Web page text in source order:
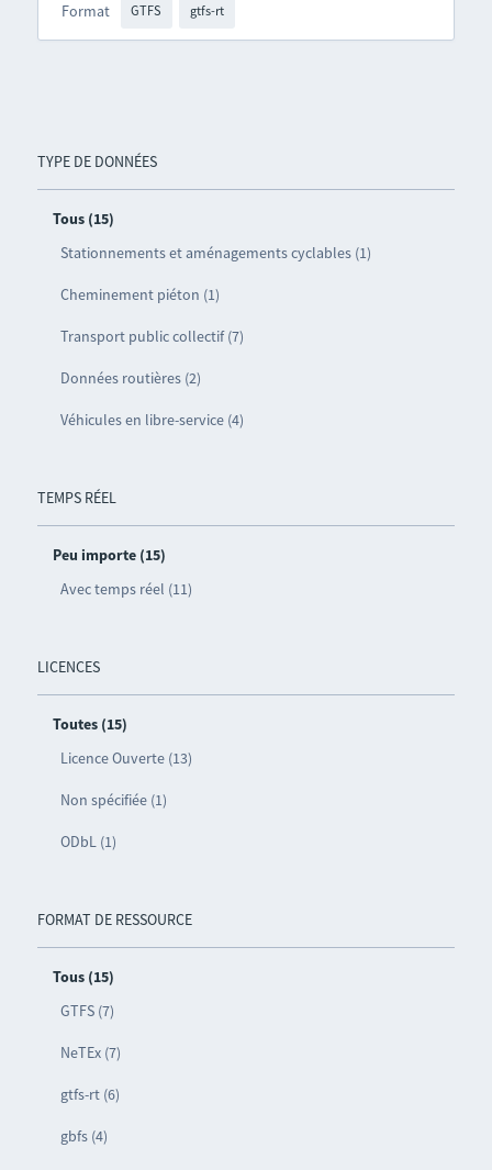
TYPE DE DONNÉES
Tous (15)
Stationnements et aménagements cyclables (1)
Cheminement piéton (1)
Transport public collectif (7)
Données routières (2)
Véhicules en libre-service (4)
TEMPS RÉEL
Peu importe (15)
Avec temps réel (11)
LICENCES
Toutes (15)
Licence Ouverte (13)
Non spécifiée (1)
ODbL (1)
FORMAT DE RESSOURCE
Tous (15)
GTFS (7)
NeTEx (7)
gtfs-rt (6)
gbfs (4)
Format GTFS gtfs-rt